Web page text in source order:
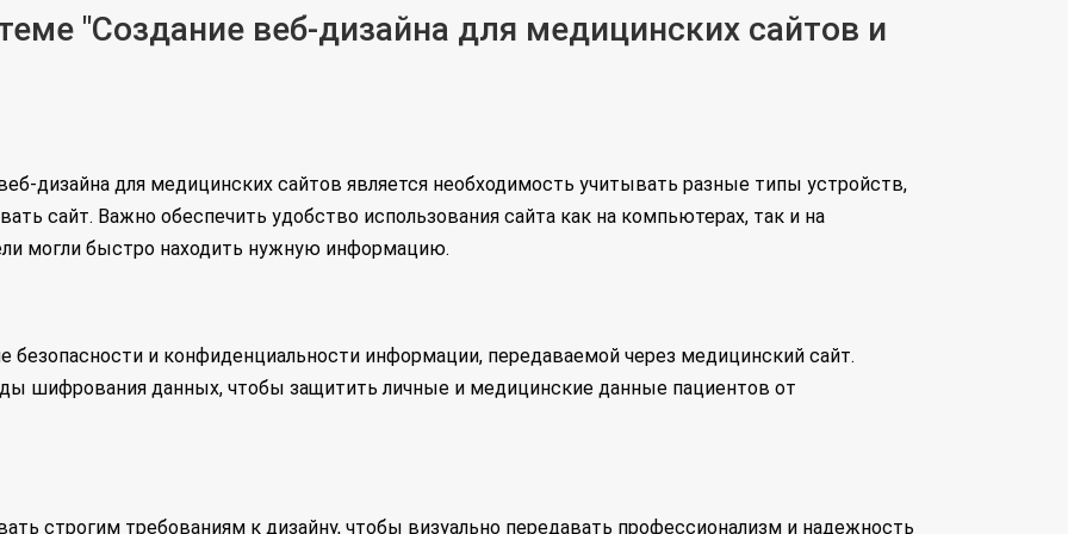
"Создание веб-дизайна для медицинских сайтов и
дизайна для медицинских сайтов является необходимость учитывать разные типы устройств,
сайт. Важно обеспечить удобство использования сайта как на компьютерах, так и на
могли быстро находить нужную информацию.
безопасности и конфиденциальности информации, передаваемой через медицинский сайт.
шифрования данных, чтобы защитить личные и медицинские данные пациентов от
строгим требованиям к дизайну, чтобы визуально передавать профессионализм и надежность